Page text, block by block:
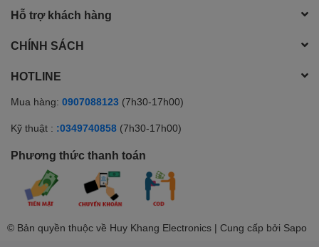
Hỗ trợ khách hàng
CHÍNH SÁCH
HOTLINE
Mua hàng: 0907088123 (7h30-17h00)
Kỹ thuật : :0349740858 (7h30-17h00)
Phương thức thanh toán
© Bản quyền thuộc về Huy Khang Electronics | Cung cấp bởi Sapo